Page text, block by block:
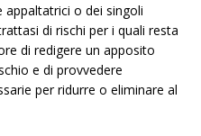
appaltatrici o dei singoli
di rischi per i quali resta
di redigere un apposito
e di provvedere
per ridurre o eliminare al